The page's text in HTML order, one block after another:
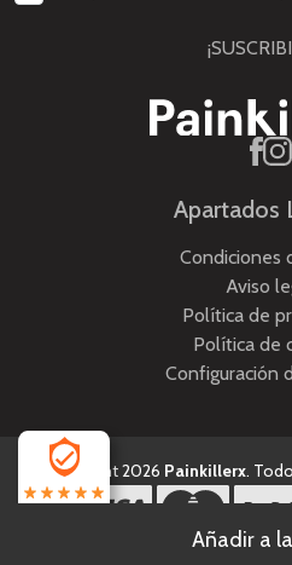
Apartados
Condiciones
Aviso
Política de
Política de
Configuración
Copyright 2026 Painkillerx.
Desarrollado por